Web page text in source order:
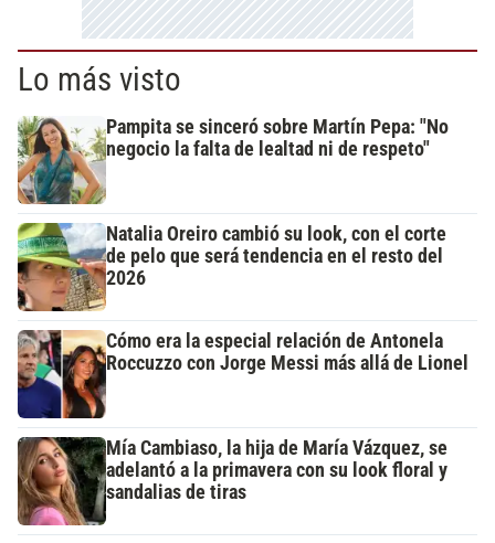
Lo más visto
Pampita se sinceró sobre Martín Pepa: "No
negocio la falta de lealtad ni de respeto"
Natalia Oreiro cambió su look, con el corte
de pelo que será tendencia en el resto del
2026
Cómo era la especial relación de Antonela
Roccuzzo con Jorge Messi más allá de Lionel
Mía Cambiaso, la hija de María Vázquez, se
adelantó a la primavera con su look floral y
sandalias de tiras